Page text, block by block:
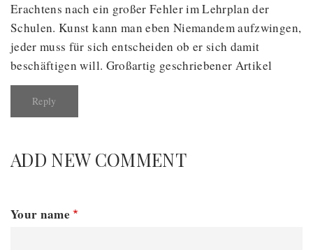
Erachtens nach ein großer Fehler im Lehrplan der
Schulen. Kunst kann man eben Niemandem aufzwingen,
jeder muss für sich entscheiden ob er sich damit
beschäftigen will. Großartig geschriebener Artikel
Reply
ADD NEW COMMENT
Your name